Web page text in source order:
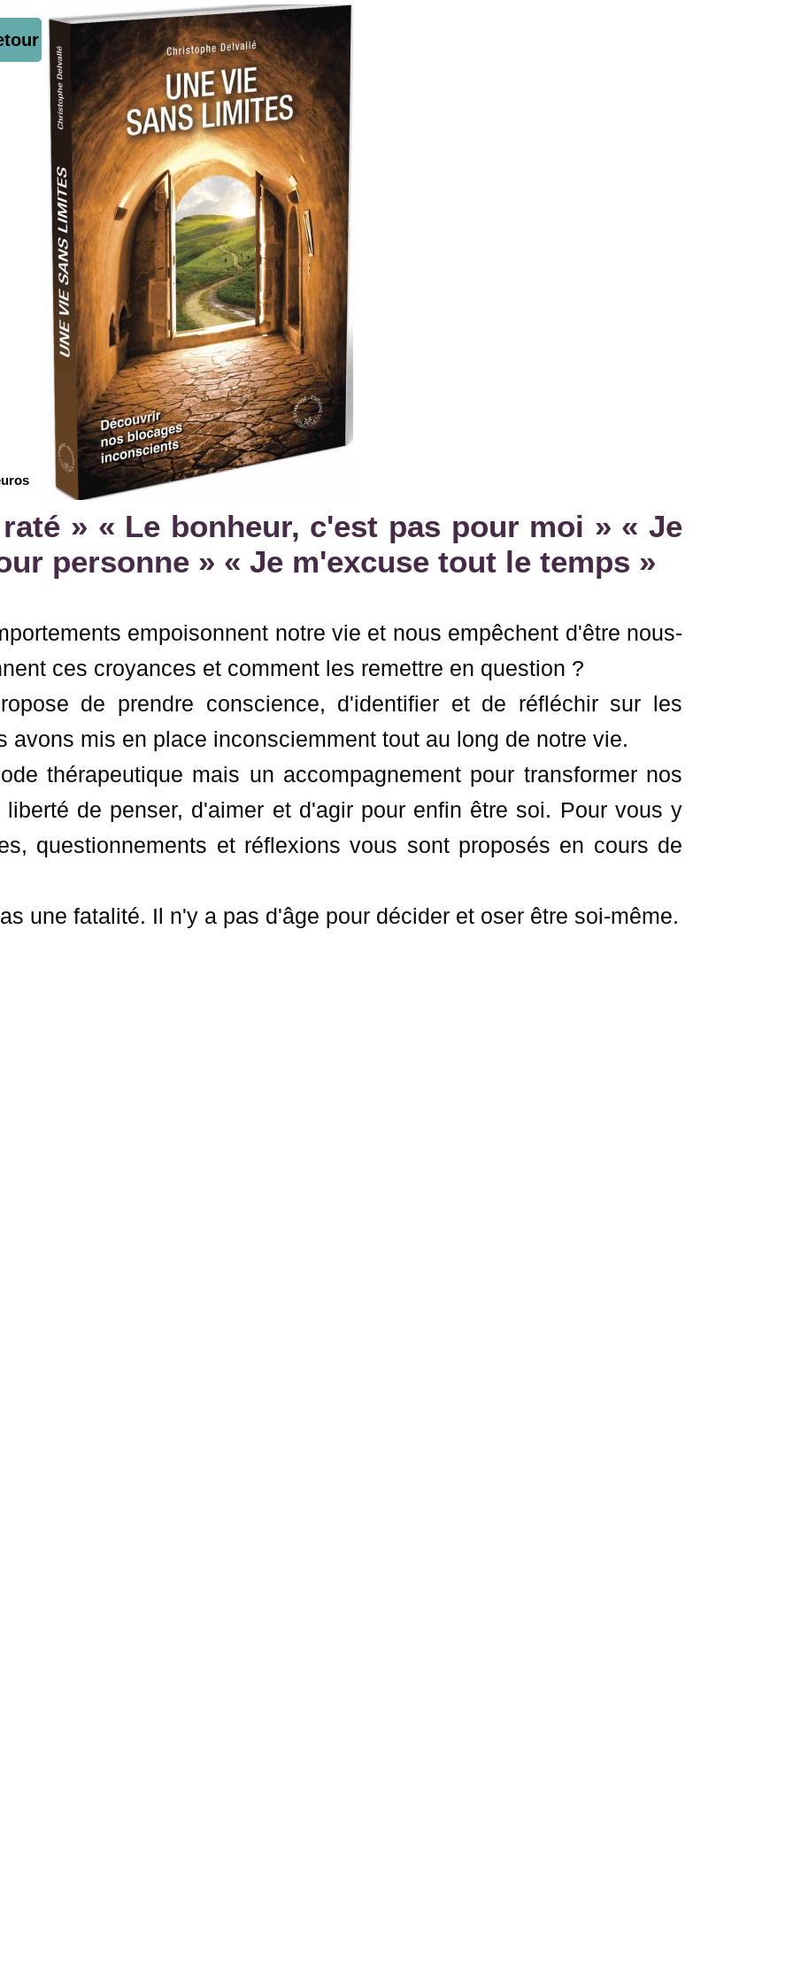
» « Le bonheur, c'est pas pour moi » « Je
personne » « Je m'excuse tout le temps »
empoisonnent notre vie et nous empêchent d'être nous-
ces croyances et comment les remettre en question ?
de prendre conscience, d'identifier et de réfléchir sur les
avons mis en place inconsciemment tout au long de notre vie.
thérapeutique mais un accompagnement pour transformer nos
de penser, d'aimer et d'agir pour enfin être soi. Pour vous y
questionnements et réflexions vous sont proposés en cours de
une fatalité. Il n'y a pas d'âge pour décider et oser être soi-même.